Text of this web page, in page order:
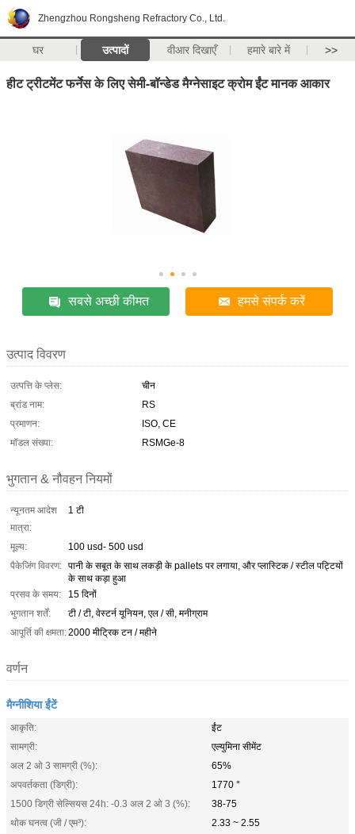
Zhengzhou Rongsheng Refractory Co., Ltd.
घर उत्पादों वीआर दिखाएँ हमारे बारे में >>
हीट ट्रीटमेंट फर्नेस के लिए सेमी-बॉन्डेड मैग्नेसाइट क्रोम ईंट मानक आकार
सबसे अच्छी कीमत हमसे संपर्क करें
उत्पाद विवरण
उत्पत्ति के प्लेस:
चीन
ब्रांड नाम:
RS
प्रमाणन:
ISO, CE
मॉडल संख्या:
RSMGe-8
भुगतान & नौवहन नियमों
न्यूनतम आदेश
मात्रा:
1 टी
मूल्य:
100 usd- 500 usd
पैकेजिंग विवरण: पानी के सबूत के साथ लकड़ी के pallets पर लगाया, और प्लास्टिक / स्टील पट्टियों
के साथ कड़ा हुआ
प्रसव के समय:
15 दिनों
भुगतान शर्तें:
टी / टी, वेस्टर्न यूनियन, एल / सी, मनीग्राम
आपूर्ति की क्षमता:2000 मीट्रिक टन / महीने
वर्णन
मैग्नीशिया ईंटें
आकृति:
ईंट
सामग्री:
एल्युमिना सीमेंट
अल 2 ओ 3 सामग्री (%):
65%
अपवर्तकता (डिग्री):
1770 °
1500 डिग्री सेल्सियस 24h: -0.3 अल 2 ओ 3 (%):
38-75
थोक घनत्व (जी / एम³):
2.33 ~ 2.55